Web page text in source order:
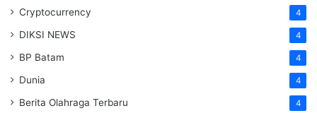
Cryptocurrency 4
DIKSI NEWS 4
BP Batam 4
Dunia 4
Berita Olahraga Terbaru 4